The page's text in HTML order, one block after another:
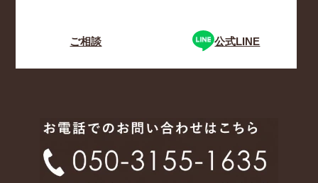
ご相談 公式LINE